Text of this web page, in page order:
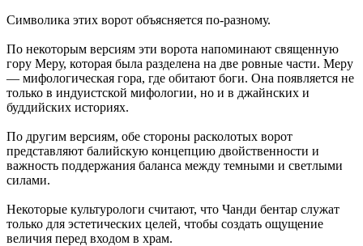
Символика этих ворот объясняется по-разному.
По некоторым версиям эти ворота напоминают священную
гору Меру, которая была разделена на две ровные части. Меру
— мифологическая гора, где обитают боги. Она появляется не
только в индуистской мифологии, но и в джайнских и
буддийских историях.
По другим версиям, обе стороны расколотых ворот
представляют балийскую концепцию двойственности и
важность поддержания баланса между темными и светлыми
силами.
Некоторые культурологи считают, что Чанди бентар служат
только для эстетических целей, чтобы создать ощущение
величия перед входом в храм.